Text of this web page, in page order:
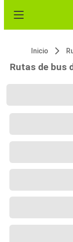
Inicio
Rutas de bus